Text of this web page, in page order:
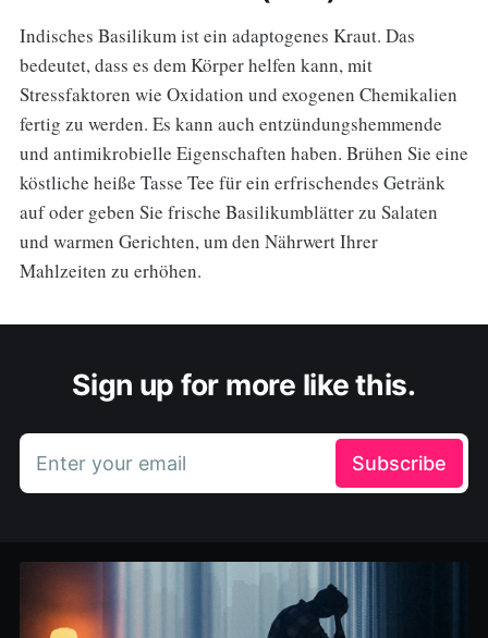
Indisches Basilikum ist ein adaptogenes Kraut. Das
bedeutet, dass es dem Körper helfen kann, mit
Stressfaktoren wie Oxidation und exogenen Chemikalien
fertig zu werden. Es kann auch entzündungshemmende
und antimikrobielle Eigenschaften haben. Brühen Sie eine
köstliche heiße Tasse Tee für ein erfrischendes Getränk
auf oder geben Sie frische Basilikumblätter zu Salaten
und warmen Gerichten, um den Nährwert Ihrer
Mahlzeiten zu erhöhen.
Sign up for more like this.
Enter your email Subscribe